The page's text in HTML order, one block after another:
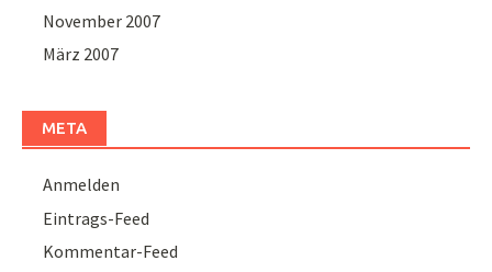
November 2007
März 2007
META
Anmelden
Eintrags-Feed
Kommentar-Feed